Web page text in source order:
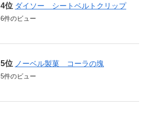
ダイソー シートベルトクリップ
6件のビュー
ノーベル製菓 コーラの塊
5件のビュー